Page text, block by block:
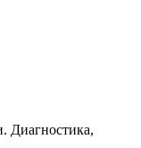
Диагностика,